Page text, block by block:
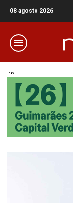
08 agosto 2026
Pub